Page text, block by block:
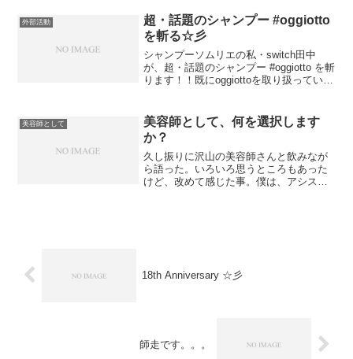
いうのは、女性の社会進出と、その後一
般的になる共働き。そして、...
外部活動
超・話題のシャンプー #oggiotto
を斬る☆彡
シャンプーソムリエの私・switch田中
が、超・話題のシャンプー #oggiotto を斬
ります！！既にoggiottoを取り扱っている
20:30から、コスモ天神オ...
美容師として
美容師として、何を選択します
か？
久し振りに沢山の美容師さんと飲みなが
ら語った。いろいろ思うところもあった
けど、改めて感じた事。僕は、アシスタ
18th Anniversary ☆彡
師走です。。。